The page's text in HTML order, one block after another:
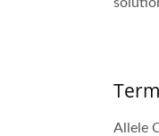
Allele